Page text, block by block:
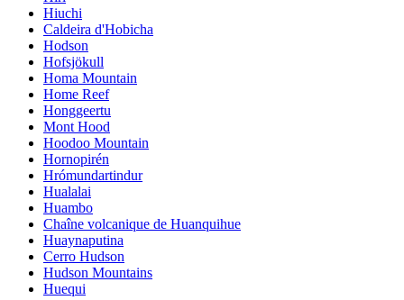
Hiuchi
Caldeira d'Hobicha
Hodson
Hofsjökull
Homa Mountain
Home Reef
Honggeertu
Mont Hood
Hoodoo Mountain
Hornopirén
Hrómundartindur
Hualalai
Huambo
Chaîne volcanique de Huanquihue
Huaynaputina
Cerro Hudson
Hudson Mountains
Huequi